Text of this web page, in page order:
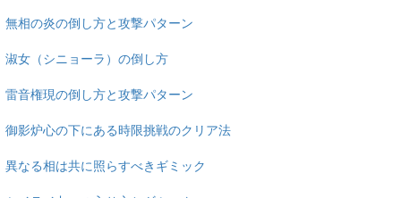
無相の炎の倒し方と攻撃パターン
淑女（シニョーラ）の倒し方
雷音権現の倒し方と攻撃パターン
御影炉心の下にある時限挑戦のクリア法
異なる相は共に照らすべきギミック